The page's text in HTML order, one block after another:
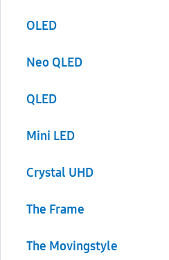
OLED
Neo QLED
QLED
Mini LED
Crystal UHD
The Frame
The Movingstyle